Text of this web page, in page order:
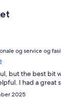
og service og
but the best bit
I had a great
2025